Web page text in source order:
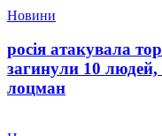
Новини
росія атакувала
загинули 10 людей,
лоцман